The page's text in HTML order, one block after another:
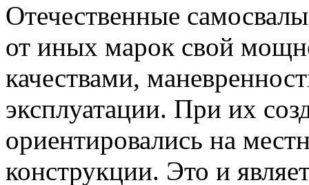
Отечественные
от иных марок свой
качествами,
эксплуатации. При их
ориентировались на
конструкции. Это и